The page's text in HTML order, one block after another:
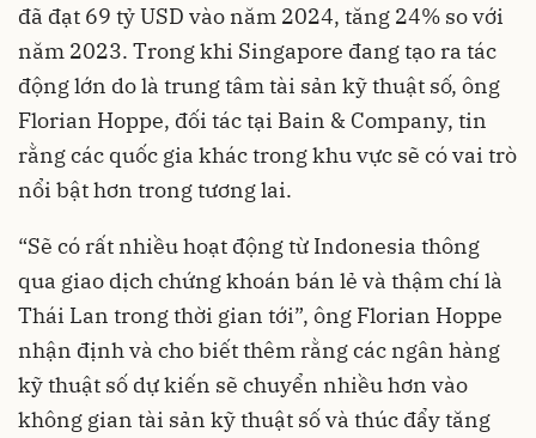
đã đạt 69 tỷ USD vào năm 2024, tăng 24% so với
năm 2023. Trong khi Singapore đang tạo ra tác
động lớn do là trung tâm tài sản kỹ thuật số, ông
Florian Hoppe, đối tác tại Bain & Company, tin
rằng các quốc gia khác trong khu vực sẽ có vai trò
nổi bật hơn trong tương lai.
“Sẽ có rất nhiều hoạt động từ Indonesia thông
qua giao dịch chứng khoán bán lẻ và thậm chí là
Thái Lan trong thời gian tới”, ông Florian Hoppe
nhận định và cho biết thêm rằng các ngân hàng
kỹ thuật số dự kiến ​​sẽ chuyển nhiều hơn vào
không gian tài sản kỹ thuật số và thúc đẩy tăng